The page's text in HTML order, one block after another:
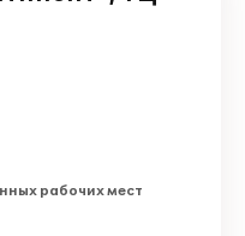
рабочих мест